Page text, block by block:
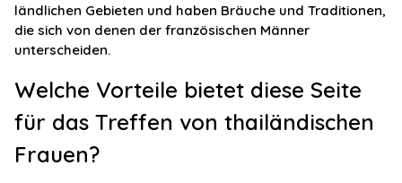
ländlichen Gebieten und haben Bräuche und Traditionen,
die sich von denen der französischen Männer
unterscheiden.
Welche Vorteile bietet diese Seite
für das Treffen von thailändischen
Frauen?